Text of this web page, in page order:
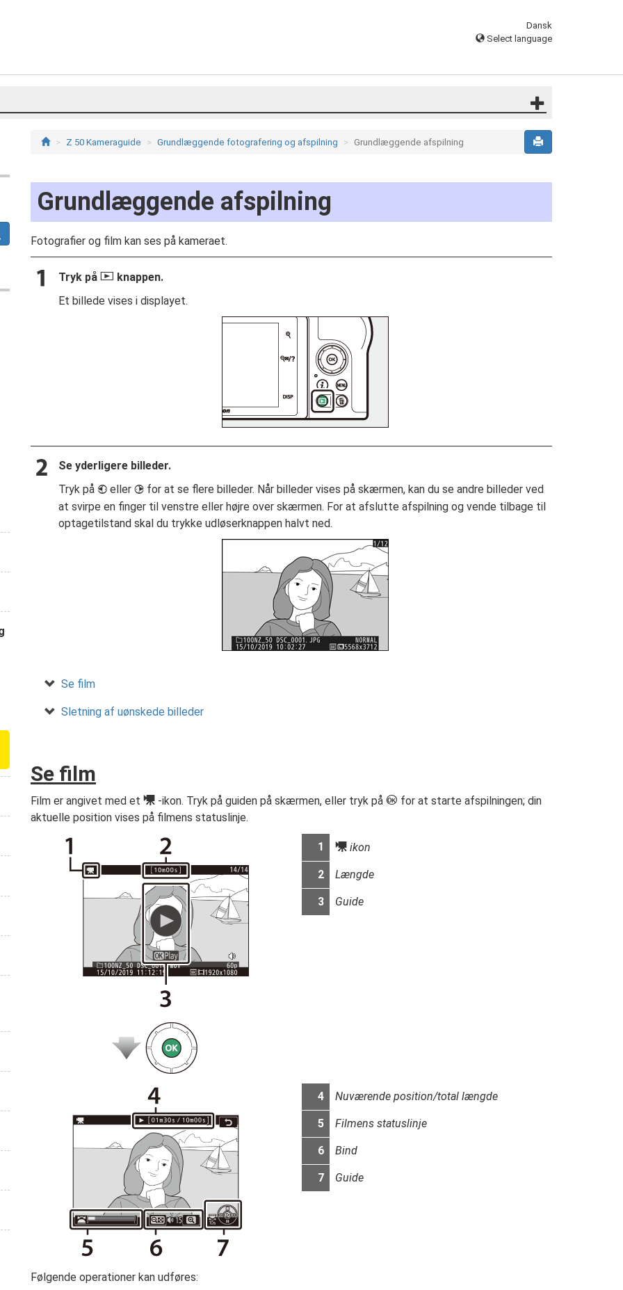
Dansk
Select language
Z 50 Kameraguide Grundlæggende fotografering og afspilning Grundlæggende afspilning
Grundlæggende afspilning
Fotografier og film kan ses på kameraet.
Tryk på K knappen.
Et billede vises i displayet.
Se yderligere billeder.
Tryk på 4 eller 2 for at se flere billeder. Når billeder vises på skærmen, kan du se andre billeder ved
at svirpe en finger til venstre eller højre over skærmen. For at afslutte afspilning og vende tilbage til
optagetilstand skal du trykke udløserknappen halvt ned.
Se film
Sletning af uønskede billeder
Se film
Film er angivet med et 1 -ikon. Tryk på guiden på skærmen, eller tryk på J for at starte afspilningen; din
aktuelle position vises på filmens statuslinje.
1 1 ikon
2 Længde
3 Guide
4 Nuværende position/total længde
5 Filmens statuslinje
6 Bind
7 Guide
Følgende operationer kan udføres: